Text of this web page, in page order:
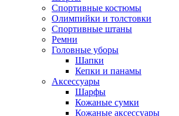
Спортивные костюмы
Олимпийки и толстовки
Спортивные штаны
Ремни
Головные уборы
Шапки
Кепки и панамы
Аксессуары
Шарфы
Кожаные сумки
Кожаные аксессуары